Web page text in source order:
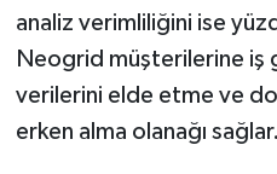
analiz verimliliğini ise
Neogrid müşterilerine iş
verilerini elde etme ve
erken alma olanağı sağlar.